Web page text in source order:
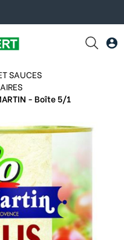
SAUCES
- Boîte 5/1